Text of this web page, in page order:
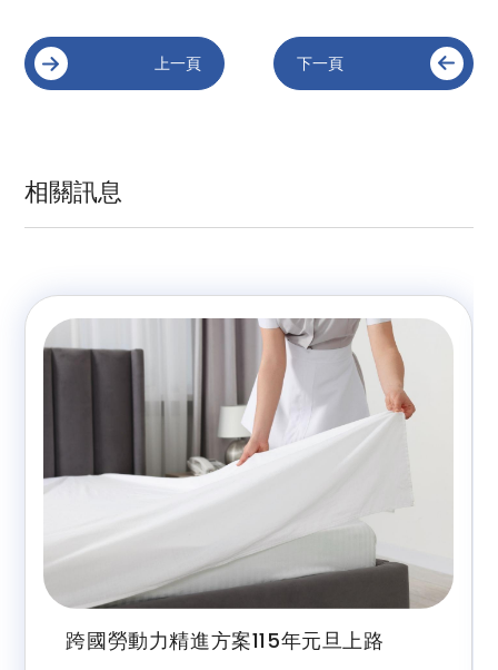
上一頁 下一頁
相關訊息
跨國勞動力精進方案115年元旦上路